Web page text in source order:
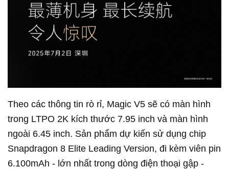
Theo các thông tin rò rỉ, Magic V5 sẽ có màn hình
trong LTPO 2K kích thước 7.95 inch và màn hình
ngoài 6.45 inch. Sản phẩm dự kiến sử dụng chip
Snapdragon 8 Elite Leading Version, đi kèm viên pin
6.100mAh - lớn nhất trong dòng điện thoại gập -